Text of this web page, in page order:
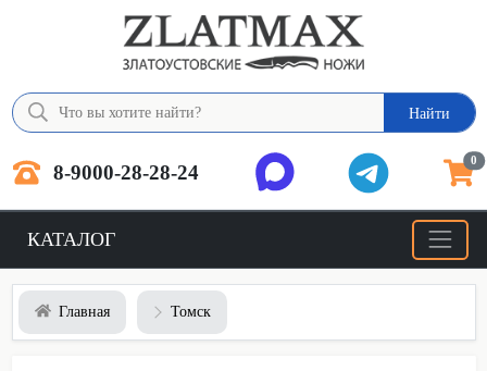
Найти
8-9000-28-28-24 0
КАТАЛОГ
Главная Томск